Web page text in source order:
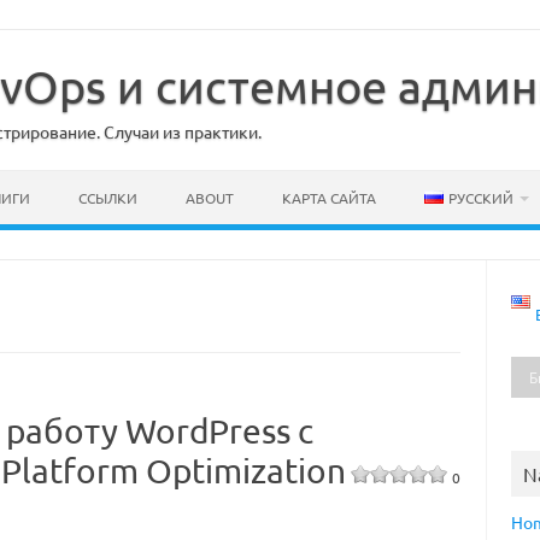
и системное
Случаи из практики.
ССЫЛКИ ABOUT КАРТА САЙТА РУССКИЙ
WordPress с
Optimization
0